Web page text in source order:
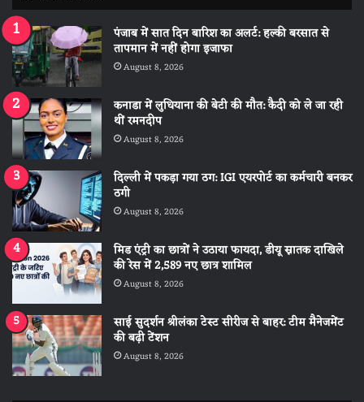
पंजाब में सात दिन बारिश का अलर्ट: हल्की बरसात से
तापमान में नहीं होगा इजाफा
August 8, 2026
कनाडा में लुधियाना की बेटी की माैत: कैदी को ले जा रही
थीं रमनदीप
August 8, 2026
दिल्ली में पकड़ा गया ठग: IGI एयरपोर्ट का कर्मचारी बनकर
ठगी
August 8, 2026
मिड एंट्री का छात्रों ने उठाया फायदा, डीयू स्नातक दाखिले
की रेस में 2,589 नए छात्र शामिल
August 8, 2026
साई सुदर्शन श्रीलंका टेस्ट सीरीज से बाहर: टीम मैनेजमेंट
की बढ़ी टेंशन
August 8, 2026